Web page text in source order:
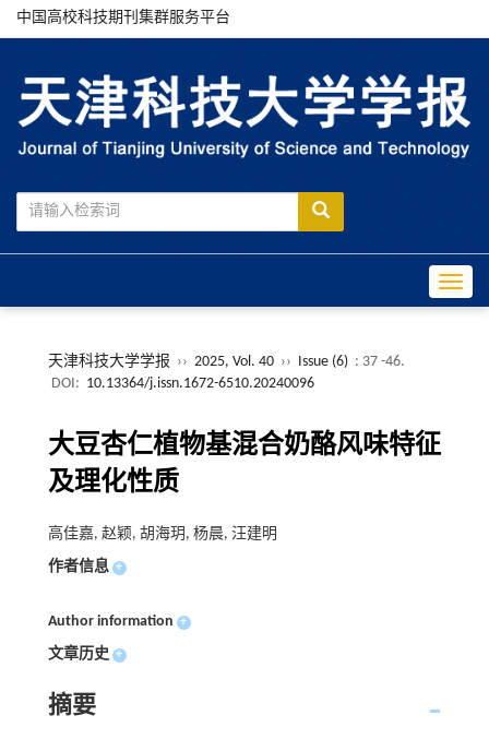
中国高校科技期刊集群服务平台
天津科技大学学报 ›› 2025, Vol. 40 ›› Issue (6) : 37 -46.
DOI: 10.13364/j.issn.1672-6510.20240096
大豆杏仁植物基混合奶酪风味特征
及理化性质
高佳嘉, 赵颖, 胡海玥, 杨晨, 汪建明
作者信息 +
Author information +
文章历史 +
摘要